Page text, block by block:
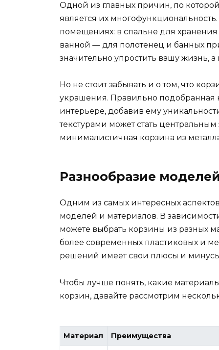
Одной из главных причин, по
является их
помещениях: в спальне для
ванной — для полотенец и банных
значительно упростить вашу жизнь,
Но не стоит забывать и о том, что
украшения. Правильно подобранная
интерьере, добавив ему
текстурами может стать
минималистичная корзина из
Разнообразие
Одним из самых интересных
моделей и материалов. В
можете выбрать корзины из разных
более современных пластиковых и
решений имеет свои плюсы и
Чтобы лучше понять, какие
корзин, давайте рассмотрим
Материал Преимущества